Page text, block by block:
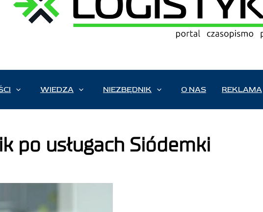
WIEDZA NIEZBĘDNIK O NAS REKLAMA
po usługach Siódemki